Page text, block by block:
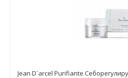
Jean D`arcel Purifiante